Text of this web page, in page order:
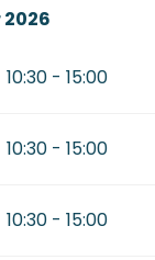
bis zum
2026
10:30 - 15:00
10:30 - 15:00
10:30 - 15:00